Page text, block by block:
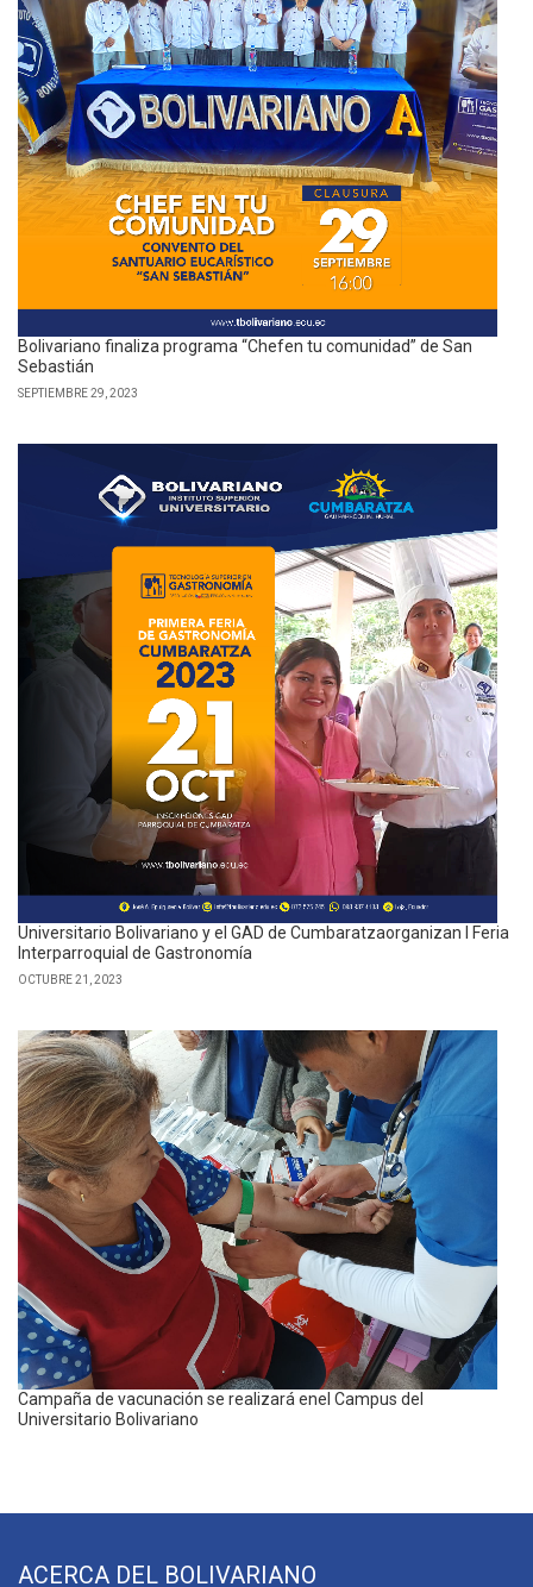
Bolivariano finaliza programa “Chefen tu comunidad” de San
Sebastián
SEPTIEMBRE 29, 2023
Universitario Bolivariano y el GAD de Cumbaratzaorganizan I Feria
Interparroquial de Gastronomía
OCTUBRE 21, 2023
Campaña de vacunación se realizará enel Campus del
Universitario Bolivariano
ACERCA DEL BOLIVARIANO